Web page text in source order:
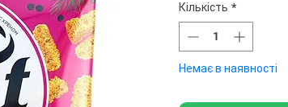
Кількість *
Немає в наявності